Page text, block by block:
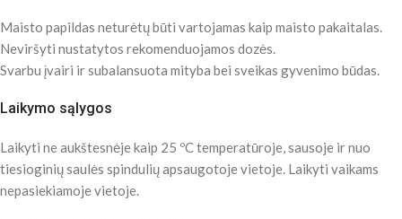
Maisto papildas neturėtų būti vartojamas kaip maisto pakaitalas.
Neviršyti nustatytos rekomenduojamos dozės.
Svarbu įvairi ir subalansuota mityba bei sveikas gyvenimo būdas.
Laikymo sąlygos
Laikyti ne aukštesnėje kaip 25 ºC temperatūroje, sausoje ir nuo
tiesioginių saulės spindulių apsaugotoje vietoje. Laikyti vaikams
nepasiekiamoje vietoje.